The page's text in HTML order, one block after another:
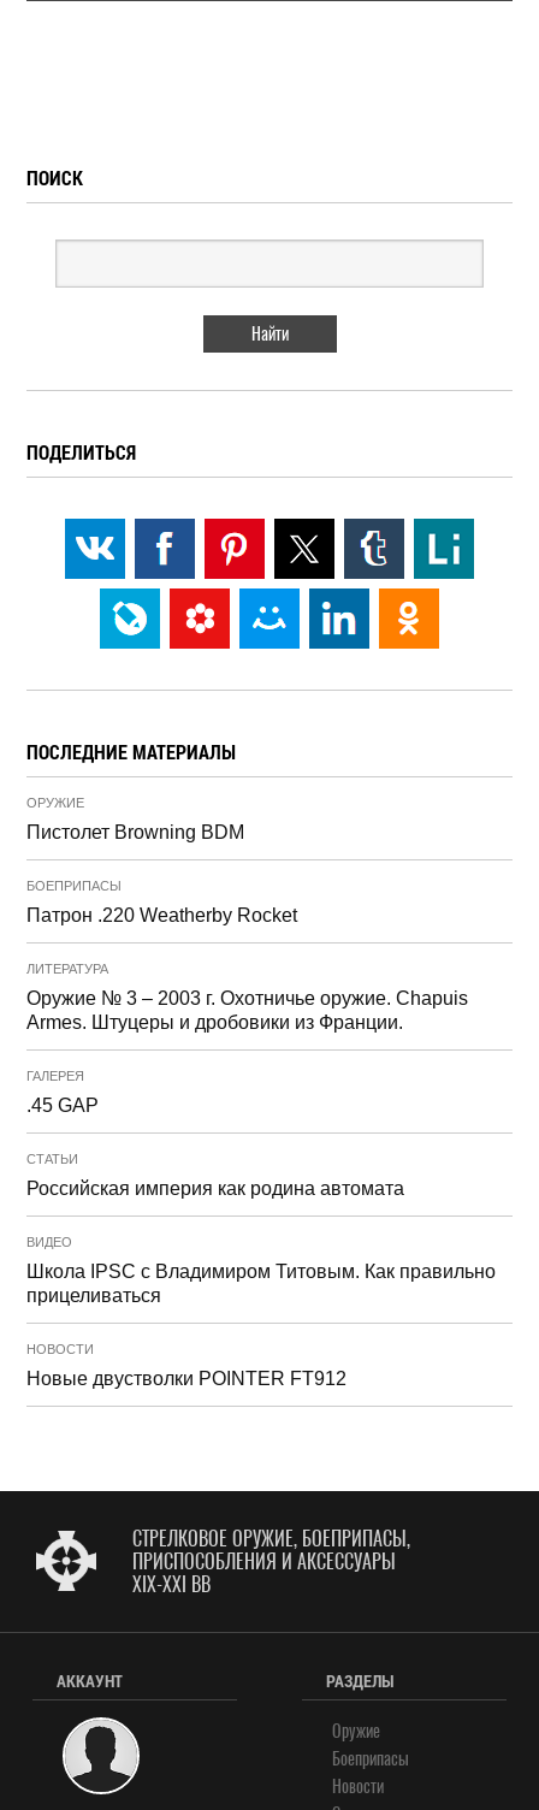
ПОИСК
ПОДЕЛИТЬСЯ
ПОСЛЕДНИЕ МАТЕРИАЛЫ
ОРУЖИЕ
Пистолет Browning BDM
БОЕПРИПАСЫ
Патрон .220 Weatherby Rocket
ЛИТЕРАТУРА
Оружие № 3 – 2003 г. Охотничье оружие. Chapuis
Armes. Штуцеры и дробовики из Франции.
ГАЛЕРЕЯ
.45 GAP
СТАТЬИ
Российская империя как родина автомата
ВИДЕО
Школа IPSC с Владимиром Титовым. Как правильно
прицеливаться
НОВОСТИ
Новые двустволки POINTER FT912
СТРЕЛКОВОЕ ОРУЖИЕ, БОЕПРИПАСЫ,
ПРИСПОСОБЛЕНИЯ И АКСЕССУАРЫ
XIX-XXI ВВ
АККАУНТ РАЗДЕЛЫ
Оружие
Боеприпасы
Новости